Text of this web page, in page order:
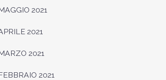
2021
2021
2021
2021